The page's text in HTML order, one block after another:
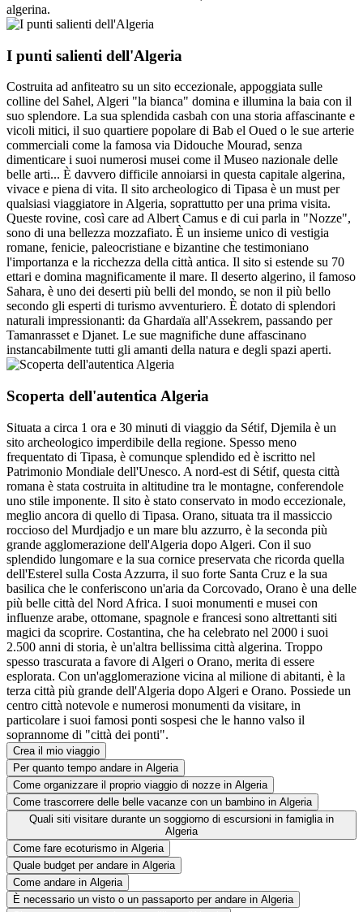
algerina.
I punti salienti dell'Algeria
Costruita ad anfiteatro su un sito eccezionale, appoggiata sulle
colline del Sahel, Algeri "la bianca" domina e illumina la baia con il
suo splendore. La sua splendida casbah con una storia affascinante e
vicoli mitici, il suo quartiere popolare di Bab el Oued o le sue arterie
commerciali come la famosa via Didouche Mourad, senza
dimenticare i suoi numerosi musei come il Museo nazionale delle
belle arti... È davvero difficile annoiarsi in questa capitale algerina,
vivace e piena di vita. Il sito archeologico di Tipasa è un must per
qualsiasi viaggiatore in Algeria, soprattutto per una prima visita.
Queste rovine, così care ad Albert Camus e di cui parla in "Nozze",
sono di una bellezza mozzafiato. È un insieme unico di vestigia
romane, fenicie, paleocristiane e bizantine che testimoniano
l'importanza e la ricchezza della città antica. Il sito si estende su 70
ettari e domina magnificamente il mare. Il deserto algerino, il famoso
Sahara, è uno dei deserti più belli del mondo, se non il più bello
secondo gli esperti di turismo avventuriero. È dotato di splendori
naturali impressionanti: da Ghardaïa all'Assekrem, passando per
Tamanrasset e Djanet. Le sue magnifiche dune affascinano
instancabilmente tutti gli amanti della natura e degli spazi aperti.
Scoperta dell'autentica Algeria
Situata a circa 1 ora e 30 minuti di viaggio da Sétif, Djemila è un
sito archeologico imperdibile della regione. Spesso meno
frequentato di Tipasa, è comunque splendido ed è iscritto nel
Patrimonio Mondiale dell'Unesco. A nord-est di Sétif, questa città
romana è stata costruita in altitudine tra le montagne, conferendole
uno stile imponente. Il sito è stato conservato in modo eccezionale,
meglio ancora di quello di Tipasa. Orano, situata tra il massiccio
roccioso del Murdjadjo e un mare blu azzurro, è la seconda più
grande agglomerazione dell'Algeria dopo Algeri. Con il suo
splendido lungomare e la sua cornice preservata che ricorda quella
dell'Esterel sulla Costa Azzurra, il suo forte Santa Cruz e la sua
basilica che le conferiscono un'aria da Corcovado, Orano è una delle
più belle città del Nord Africa. I suoi monumenti e musei con
influenze arabe, ottomane, spagnole e francesi sono altrettanti siti
magici da scoprire. Costantina, che ha celebrato nel 2000 i suoi
2.500 anni di storia, è un'altra bellissima città algerina. Troppo
spesso trascurata a favore di Algeri o Orano, merita di essere
esplorata. Con un'agglomerazione vicina al milione di abitanti, è la
terza città più grande dell'Algeria dopo Algeri e Orano. Possiede un
centro città notevole e numerosi monumenti da visitare, in
particolare i suoi famosi ponti sospesi che le hanno valso il
soprannome di "città dei ponti".
Crea il mio viaggio
Per quanto tempo andare in Algeria
Come organizzare il proprio viaggio di nozze in Algeria
Come trascorrere delle belle vacanze con un bambino in Algeria
Quali siti visitare durante un soggiorno di escursioni in famiglia in
Algeria
Come fare ecoturismo in Algeria
Quale budget per andare in Algeria
Come andare in Algeria
È necessario un visto o un passaporto per andare in Algeria